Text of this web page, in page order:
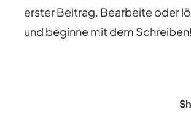
erster Beitrag. Bearbeite oder
und beginne mit dem Schreiben!